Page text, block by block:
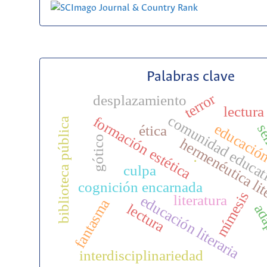
Palabras clave
cognición encarnada
mímesis
.
biblioteca pública comunidad
educación literaria
formación estética
interdisciplinariedad
literatura
ética
lectura
culpa
fantasma
gótico
terror
desplazamiento